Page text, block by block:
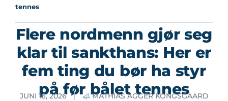
tennes
Flere nordmenn gjør seg
klar til sankthans: Her er
fem ting du bør ha styr
på før bålet tennes
JUNI 16, 2026 MATHIAS AGGER KONGSGAARD